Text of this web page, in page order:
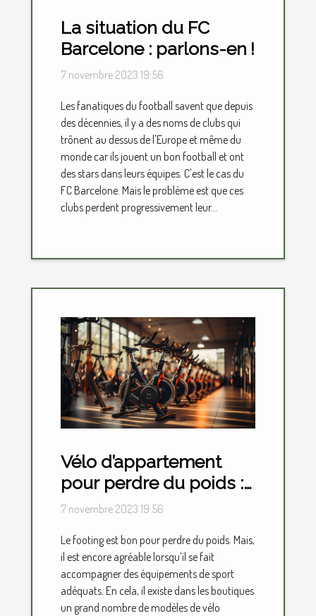
La situation du FC
Barcelone : parlons-en !
7 novembre 2023 19:56
Les fanatiques du football savent que depuis
des décennies, il y a des noms de clubs qui
trônent au dessus de l'Europe et même du
monde car ils jouent un bon football et ont
des stars dans leurs équipes. C'est le cas du
FC Barcelone. Mais le problème est que ces
clubs perdent progressivement leur...
Vélo d’appartement
pour perdre du poids :
lequel choisir ?
7 novembre 2023 19:56
Le footing est bon pour perdre du poids. Mais,
il est encore agréable lorsqu’il se fait
accompagner des équipements de sport
adéquats. En cela, il existe dans les boutiques
un grand nombre de modèles de vélo